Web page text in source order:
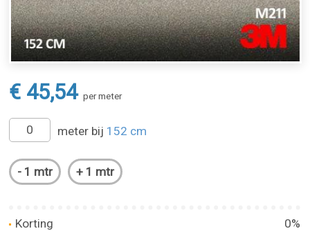
€ 45,54 per meter
meter bij 152 cm
Korting
0%